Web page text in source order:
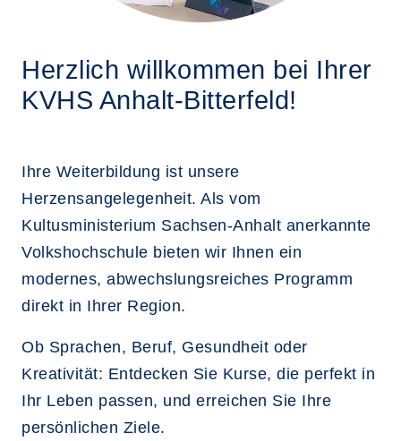
Herzlich willkommen bei Ihrer
KVHS Anhalt-Bitterfeld!
Ihre Weiterbildung ist unsere
Herzensangelegenheit. Als vom
Kultusministerium Sachsen-Anhalt anerkannte
Volkshochschule bieten wir Ihnen ein
modernes, abwechslungsreiches Programm
direkt in Ihrer Region.
Ob Sprachen, Beruf, Gesundheit oder
Kreativität: Entdecken Sie Kurse, die perfekt in
Ihr Leben passen, und erreichen Sie Ihre
persönlichen Ziele.